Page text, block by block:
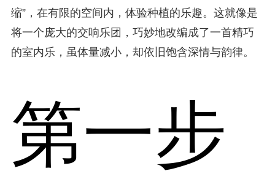
缩”，在有限的空间内，体验种植的乐趣。这就像是
将一个庞大的交响乐团，巧妙地改编成了一首精巧
的室内乐，虽体量减小，却依旧饱含深情与韵律。
第一步